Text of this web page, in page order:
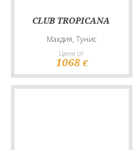
CLUB TROPICANA
Махдия, Тунис
Цени от
1068 €